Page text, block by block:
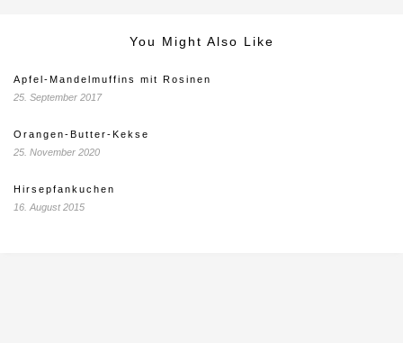
You Might Also Like
Apfel-Mandelmuffins mit Rosinen
25. September 2017
Orangen-Butter-Kekse
25. November 2020
Hirsepfankuchen
16. August 2015